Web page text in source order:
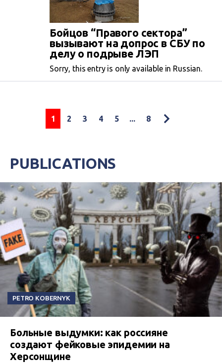
Бойцов “Правого сектора”
вызывают на допрос в СБУ по
делу о подрыве ЛЭП
Sorry, this entry is only available in Russian.
1 2 3 4 5 ... 8
PUBLICATIONS
PETRO KOBERNYK
Больные выдумки: как россияне
создают фейковые эпидемии на
Херсонщине